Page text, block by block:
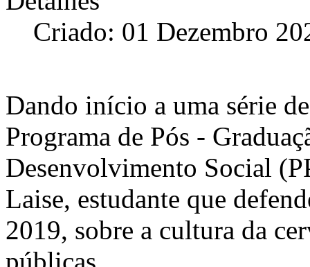
Criado: 01 Dezembro
Dando início a uma série
Programa de Pós -
Desenvolvimento Social
Laise, estudante que
2019, sobre a cultura da